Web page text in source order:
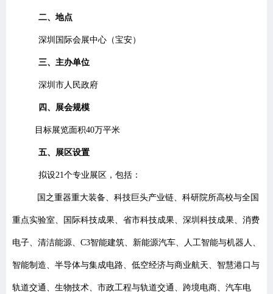
二、地点
深圳国际会展中心（宝安）
三、主办单位
深圳市人民政府
四、展会规模
目标展览面积40万平米
五、展区设置
拟设21个专业展区，包括：
国之重器重大装备、科技巨头产业链、科研院所高校与全国
重点实验室、国际科技成果、省市科技成果、深圳科技成果、消费
电子、清洁能源、C3智能建筑、新能源汽车、人工智能与机器人、
智能制造、半导体与集成电路、低空经济与商业航天、智慧港口与
轨道交通、生物技术、市政工程与轨道交通、跨境电商、汽车电